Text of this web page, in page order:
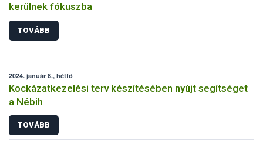
kerülnek fókuszba
TOVÁBB
2024. január 8., hétfő
Kockázatkezelési terv készítésében nyújt segítséget
a Nébih
TOVÁBB